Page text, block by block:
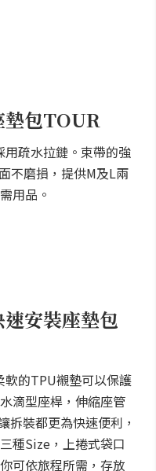
墊包TOUR
疏水拉鏈。束帶的強
不磨損，提供M及L兩
用品。
安裝座墊包
的TPU襯墊可以保護
滴型座桿，伸縮座管
拆裝都更為快速便利，
種Size，上捲式袋口
可依旅程所需，存放